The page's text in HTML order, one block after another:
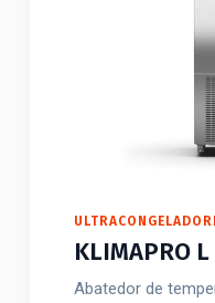
KLIMAPRO L
Abatedor de